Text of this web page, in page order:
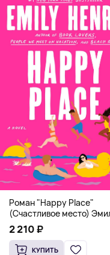
Роман "Happy Place"
(Счастливое место)
Генри | Твердый переплет
2 210 ₽
КУПИТЬ